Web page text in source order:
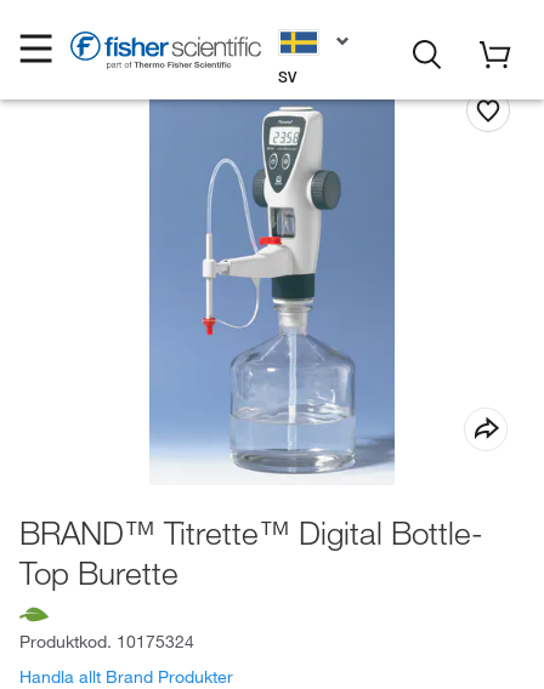
SV
BRAND™ Titrette™ Digital Bottle-
Top Burette
Produktkod. 10175324
Handla allt Brand Produkter